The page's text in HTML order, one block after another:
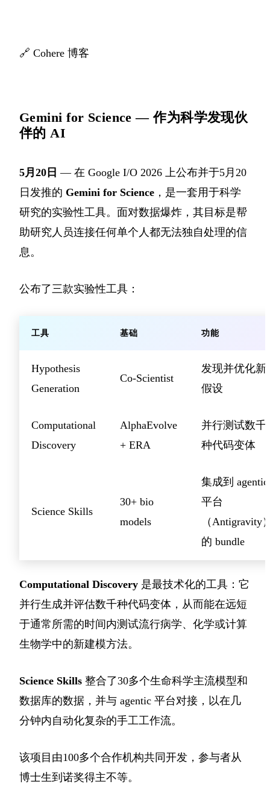
🔗 Cohere 博客
Gemini for Science — 作为科学发现伙
伴的 AI
5月20日 — 在 Google I/O 2026 上公布并于5月20
日发推的 Gemini for Science ，是一套用于科学
研究的实验性工具。面对数据爆炸，其目标是帮
助研究人员连接任何单个人都无法独自处理的信
息。
公布了三款实验性工具：
工具 基础 功能
Hypothesis
Generation
Co-Scientist
发现并优化新
假设
Computational
Discovery
AlphaEvolve
+ ERA
并行测试数千
种代码变体
Science Skills
30+ bio
models
集成到 agentic
平台
（Antigravity
的 bundle
Computational Discovery 是最技术化的工具：它
并行生成并评估数千种代码变体，从而能在远短
于通常所需的时间内测试流行病学、化学或计算
生物学中的新建模方法。
Science Skills 整合了30多个生命科学主流模型和
数据库的数据，并与 agentic 平台对接，以在几
分钟内自动化复杂的手工工作流。
该项目由100多个合作机构共同开发，参与者从
博士生到诺奖得主不等。